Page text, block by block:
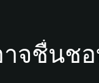
จชื่นชอ